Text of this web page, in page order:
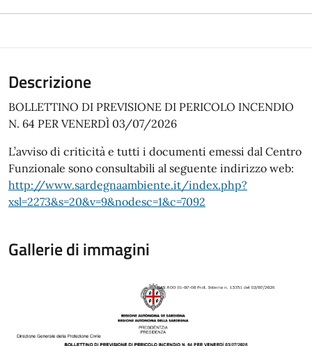
Descrizione
BOLLETTINO DI PREVISIONE DI PERICOLO INCENDIO
N. 64 PER VENERDÌ 03/07/2026
L’avviso di criticità e tutti i documenti emessi dal Centro
Funzionale sono consultabili al seguente indirizzo web:
http://www.sardegnaambiente.it/index.php?
xsl=2273&s=20&v=9&nodesc=1&c=7092
Gallerie di immagini